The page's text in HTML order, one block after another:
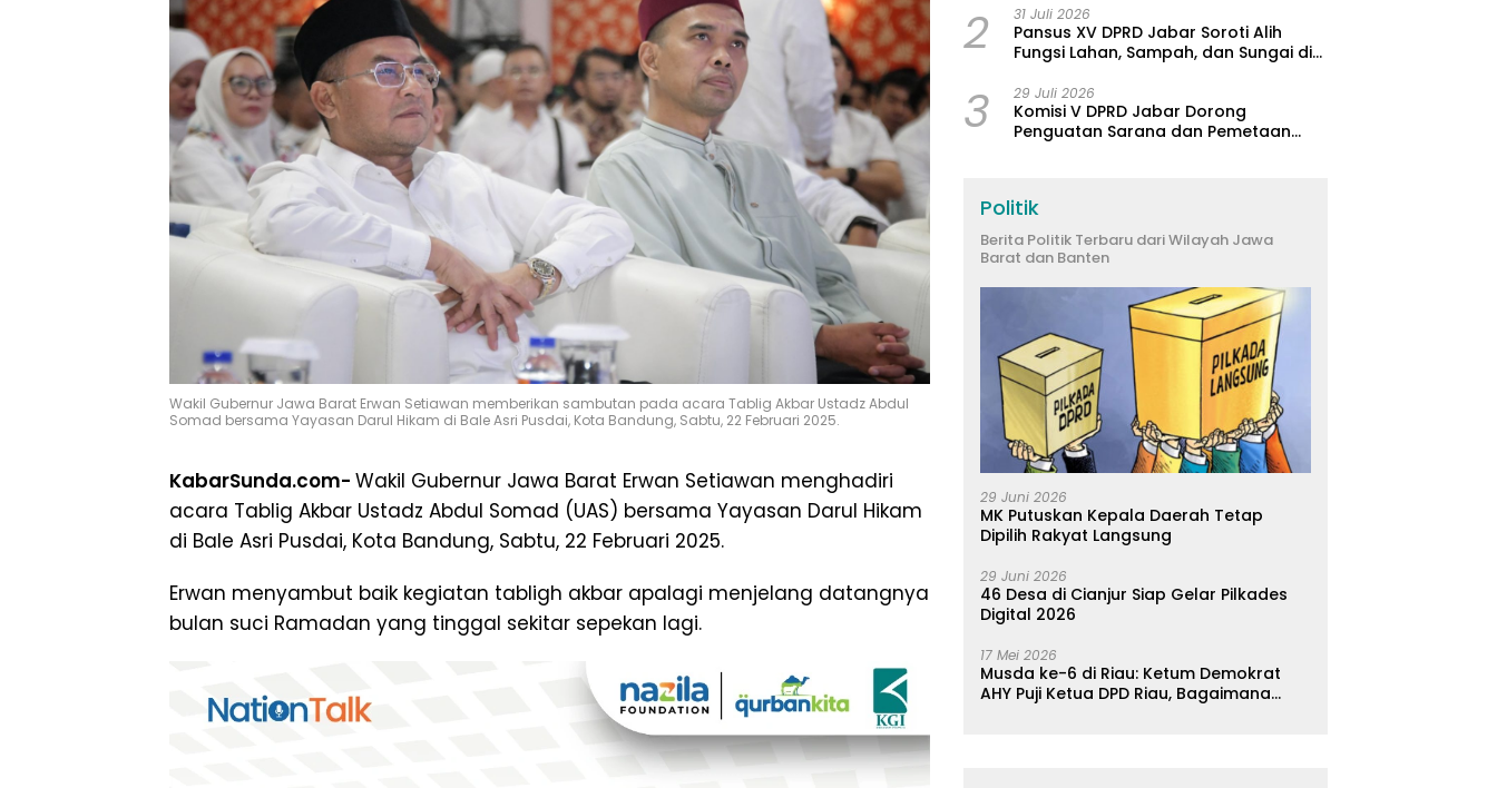
Wakil Gubernur Jawa Barat Erwan Setiawan memberikan sambutan pada acara Tablig Akbar Ustadz Abdul
Somad bersama Yayasan Darul Hikam di Bale Asri Pusdai, Kota Bandung, Sabtu, 22 Februari 2025.
KabarSunda.com- Wakil Gubernur Jawa Barat Erwan Setiawan menghadiri
acara Tablig Akbar Ustadz Abdul Somad (UAS) bersama Yayasan Darul Hikam
di Bale Asri Pusdai, Kota Bandung, Sabtu, 22 Februari 2025.
Erwan menyambut baik kegiatan tabligh akbar apalagi menjelang datangnya
bulan suci Ramadan yang tinggal sekitar sepekan lagi.
2 31 Juli 2026
Pansus XV DPRD Jabar Soroti Alih
Fungsi Lahan, Sampah, dan Sungai di
3 29 Juli 2026
Komisi V DPRD Jabar Dorong
Penguatan Sarana dan Pemetaan
Politik
Berita Politik Terbaru dari Wilayah Jawa
Barat dan Banten
29 Juni 2026
MK Putuskan Kepala Daerah Tetap
Dipilih Rakyat Langsung
29 Juni 2026
46 Desa di Cianjur Siap Gelar Pilkades
Digital 2026
17 Mei 2026
Musda ke-6 di Riau: Ketum Demokrat
AHY Puji Ketua DPD Riau, Bagaimana